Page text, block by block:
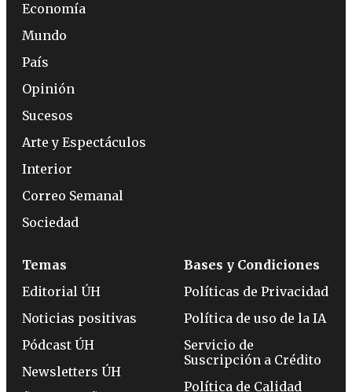
Economía
Mundo
País
Opinión
Sucesos
Arte y Espectáculos
Interior
Correo Semanal
Sociedad
Temas
Editorial ÚH
Noticias positivas
Pódcast ÚH
Newsletters ÚH
Bases y Condiciones
Políticas de Privacidad
Política de uso de la IA
Servicio de
Suscripción a Crédito
Política de Calidad